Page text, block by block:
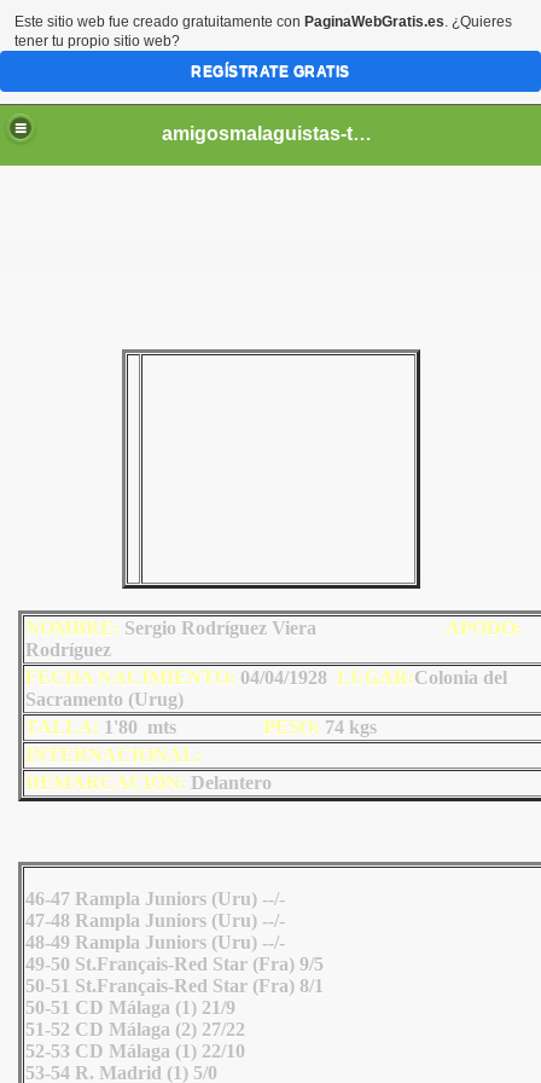
amigosmalaguistas-temporadas
NOMBRE: Sergio Rodríguez Viera APODO:
Rodríguez
FECHA NACIMIENTO: 04/04/1928 LUGAR:Colonia del
Sacramento (Urug)
TALLA: 1'80 mts PESO: 74 kgs
INTERNACIONAL:
DEMARCACIÓN: Delantero
46-47 Rampla Juniors (Uru) --/-
47-48 Rampla Juniors (Uru) --/-
48-49 Rampla Juniors (Uru) --/-
49-50 St.Français-Red Star (Fra) 9/5
50-51 St.Français-Red Star (Fra) 8/1
50-51 CD Málaga (1) 21/9
51-52 CD Málaga (2) 27/22
52-53 CD Málaga (1) 22/10
53-54 R. Madrid (1) 5/0
Este sitio web fue creado gratuitamente con PaginaWebGratis.es. ¿Quieres
tener tu propio sitio web?
REGÍSTRATE GRATIS